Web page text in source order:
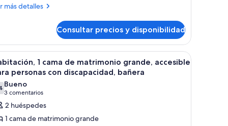
más detalles
Consultar precios y disponibilidad
un escritorio y una silla. Habitación de hotel con cama, televisor,
5
1 cama de matrimonio grande, accesible
personas con discapacidad, bañera
de 10
Bueno
3 comentarios
(3 comentarios)
2 huéspedes
1 cama de matrimonio grande